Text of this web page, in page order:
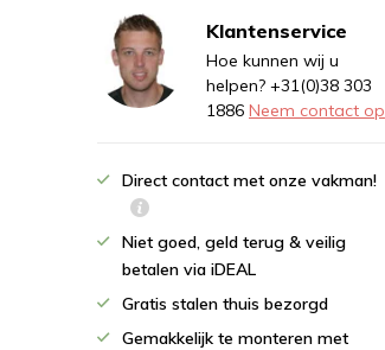
Klantenservice
Hoe kunnen wij u
helpen? +31(0)38 303
1886 Neem contact op
Direct contact met onze vakman!
Niet goed, geld terug & veilig
betalen via iDEAL
Gratis stalen thuis bezorgd
Gemakkelijk te monteren met